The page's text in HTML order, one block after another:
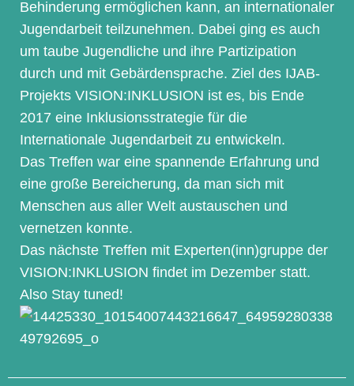
Behinderung ermöglichen kann, an internationaler
Jugendarbeit teilzunehmen. Dabei ging es auch
um taube Jugendliche und ihre Partizipation
durch und mit Gebärdensprache. Ziel des IJAB-
Projekts VISION:INKLUSION ist es, bis Ende
2017 eine Inklusionsstrategie für die
Internationale Jugendarbeit zu entwickeln.
Das Treffen war eine spannende Erfahrung und
eine große Bereicherung, da man sich mit
Menschen aus aller Welt austauschen und
vernetzen konnte.
Das nächste Treffen mit Experten(inn)gruppe der
VISION:INKLUSION findet im Dezember statt.
Also Stay tuned!